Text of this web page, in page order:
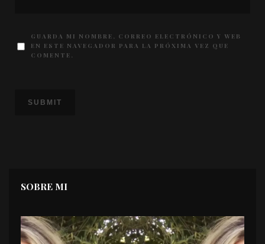
GUARDA MI NOMBRE, CORREO ELECTRÓNICO Y WEB
EN ESTE NAVEGADOR PARA LA PRÓXIMA VEZ QUE
COMENTE.
SOBRE MI